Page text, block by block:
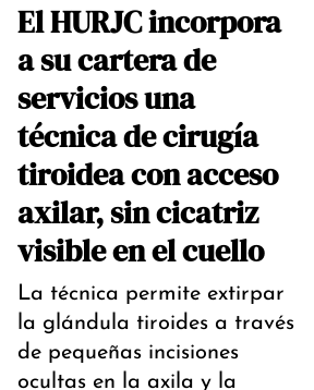
El HURJC incorpora
a su cartera de
servicios una
técnica de cirugía
tiroidea con acceso
axilar, sin cicatriz
visible en el cuello
La técnica permite extirpar
la glándula tiroides a través
de pequeñas incisiones
ocultas en la axila y la